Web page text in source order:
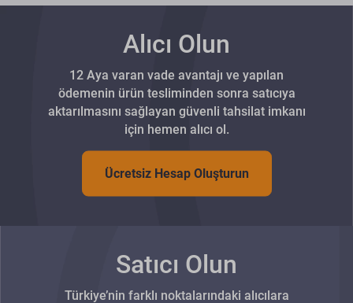
Alıcı Olun
12 Aya varan vade avantajı ve yapılan
ödemenin ürün tesliminden sonra satıcıya
aktarılmasını sağlayan güvenli tahsilat imkanı
için hemen alıcı ol.
Ücretsiz Hesap Oluşturun
Satıcı Olun
Türkiye’nin farklı noktalarındaki alıcılara